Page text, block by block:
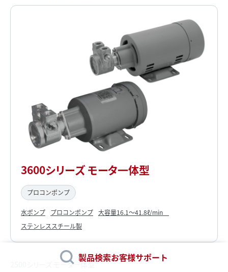
製品検索お客様サポート
3600シリーズ モータ一体型
プロコンポンプ
水ポンプ プロコンポンプ 大容量16.1～41.8ℓ/min
ステンレススチール製
2500シリーズ モータ一体型